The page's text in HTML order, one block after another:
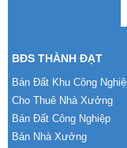
BĐS THÀNH ĐẠT
Bán Đất Khu Công
Cho Thuê Nhà Xưởng
Bán Đất Công Nghiệp
Bán Nhà Xưởng